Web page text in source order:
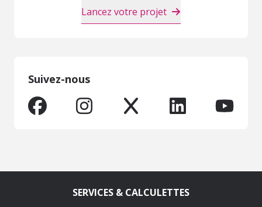
Lancez votre projet
Suivez-nous
SERVICES & CALCULETTES